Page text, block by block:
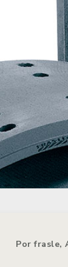
Por frasle,